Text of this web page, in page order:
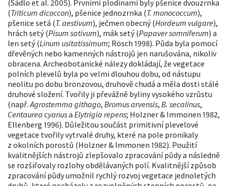
(Sádlo et al. 2005). Prvními plodinami byly pšenice dvouzrnka
(Triticum dicoccon), pšenice jednozrnka (T. monococcum),
pšenice setá (T. aestivum), ječmen obecný (Hordeum vulgare),
hrách setý (Pisum sativum), mák setý (Papaver somniferum) a
len setý (Linum usitatissimum; Rösch 1998). Půda byla pomocí
dřevěných nebo kamenných nástrojů jen narušována, nikoliv
obracena. Archeobotanické nálezy dokládají, že vegetace
polních plevelů byla po velmi dlouhou dobu, od nástupu
neolitu po dobu bronzovou, druhově chudá a měla dosti stálé
druhové složení. Tvořily ji převážně byliny vysokého vzrůstu
(např. Agrostemma githago, Bromus arvensis, B. secalinus,
Centaurea cyanusa Elytrigia repens; Holzner & Immonen 1982,
Ellenberg 1996). Důležitou součást primitivní plevelové
vegetace tvořily vytrvalé druhy, které na pole pronikaly
z okolních porostů (Holzner & Immonen 1982). Použití
kvalitnějších nástrojů zlepšovalo zpracování půdy a následně
se rozšiřovaly rozlohy obdělávaných polí. Kvalitnější způsob
zpracování půdy umožnil rychlý rozvoj vegetace jednoletých